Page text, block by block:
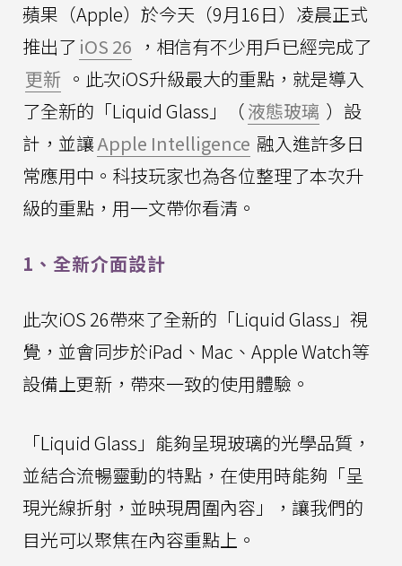
蘋果（Apple）於今天（9月16日）凌晨正式
推出了 iOS 26 ，相信有不少用戶已經完成了
更新 。此次iOS升級最大的重點，就是導入
了全新的「Liquid Glass」（液態玻璃 ）設
計，並讓Apple Intelligence 融入進許多日
常應用中。科技玩家也為各位整理了本次升
級的重點，用一文帶你看清。
1、全新介面設計
此次iOS 26帶來了全新的「Liquid Glass」視
覺，並會同步於iPad、Mac、Apple Watch等
設備上更新，帶來一致的使用體驗。
「Liquid Glass」能夠呈現玻璃的光學品質，
並結合流暢靈動的特點，在使用時能夠「呈
現光線折射，並映現周圍內容」，讓我們的
目光可以聚焦在內容重點上。